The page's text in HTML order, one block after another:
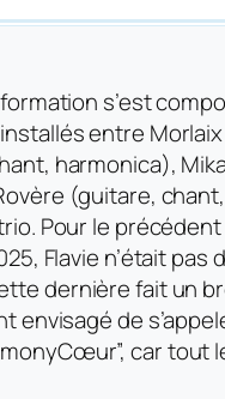
s’est
entre
harmonica),
(guitare,
Pour le
Flavie n’était pas
dernière fait un
envisagé de
car tout